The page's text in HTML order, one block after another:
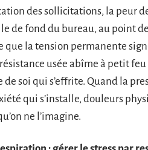
des sollicitations, la peur
de fond du bureau, au point
que la tension permanente
usée abîme à petit
soi qui s’effrite. Quand la
qui s’installe, douleurs
ne l’imagine.